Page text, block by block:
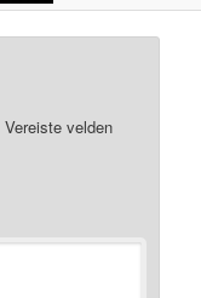
Vereiste velden